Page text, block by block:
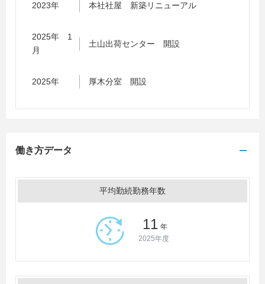
2023年 本社社屋 新築リニューアル
2025年 1
月
土山出荷センター 開設
2025年 厚木分室 開設
働き方データ
平均勤続勤務年数
11 年
2025年度